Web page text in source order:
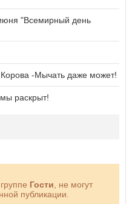
"Всемирный день
-Мычать даже может!
раскрыт!
Гости , не могут
публикации.